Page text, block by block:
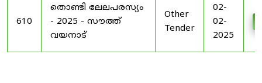
610
തൊണ്ടി ലേലപരസ്യം
- 2025 - സൗത്ത്
വയനാട്
Other
Tender
02-
02-
2025